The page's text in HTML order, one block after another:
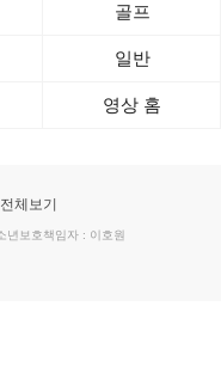
골프
일반
영상 홈
전체보기
년보호책임자 : 이호원